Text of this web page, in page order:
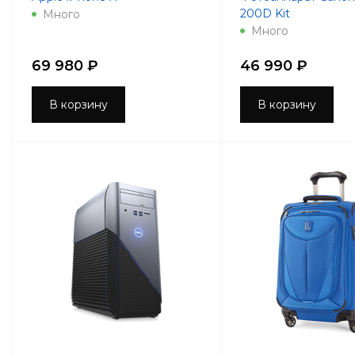
Много
69 980 ₽
В корзину
200D Kit
Много
46 990 ₽
В корзину